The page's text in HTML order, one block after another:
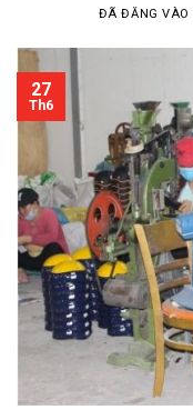
ĐÃ ĐĂNG VÀO
27
Th6